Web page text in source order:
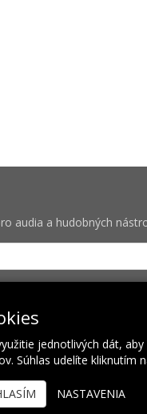
audia a hudobných
Kalendár
jednotlivých dát,
Súhlas udelíte kliknutím
NASTAVENIA